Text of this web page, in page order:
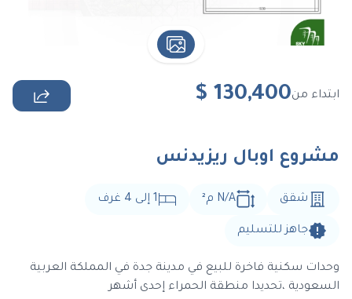
ابتداء من130,400
$
مشروع اوبال ريزيدنس
شقق N/A م²
1 إلى غرف
جاهز للتسليم
وحدات سكنية فاخرة للبيع في مدينة جدة في المملكة العربية
السعودية ،تحديدا منطقة الحمراء إحدى أشهر